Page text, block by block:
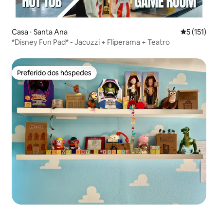
Casa ⋅ Santa Ana 5 de uma
5 (151)
*Disney Fun Pad* - Jacuzzi + Fliperama + Teatro
Preferido dos hóspedes
Preferido dos hóspedes